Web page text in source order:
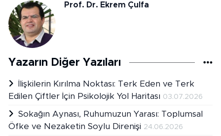
Prof. Dr. Ekrem Çulfa
Yazarın Diğer Yazıları
İlişkilerin Kırılma Noktası: Terk Eden ve Terk
Edilen Çiftler İçin Psikolojik Yol Haritası 03.07.2026
Sokağın Aynası, Ruhumuzun Yarası: Toplumsal
Öfke ve Nezaketin Soylu Direnişi 24.06.2026